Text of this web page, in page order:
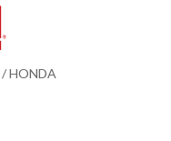
/HONDA